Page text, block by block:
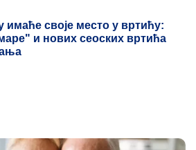
имаће своје место у вртићу:
и нових сеоских вртића